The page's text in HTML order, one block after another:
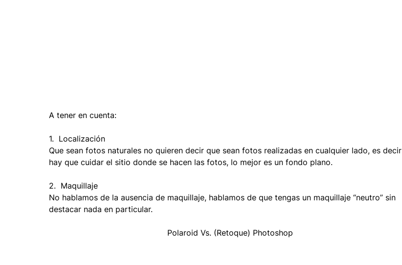
A tener en cuenta:
1.  Localización
Que sean fotos naturales no quieren decir que sean fotos realizadas en cualquier lado, es decir
hay que cuidar el sitio donde se hacen las fotos, lo mejor es un fondo plano.
2.  Maquillaje
No hablamos de la ausencia de maquillaje, hablamos de que tengas un maquillaje “neutro” sin
destacar nada en particular.
Polaroid Vs. (Retoque) Photoshop